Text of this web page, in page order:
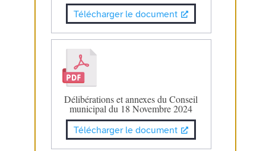
Télécharger le document
Délibérations et annexes du Conseil
municipal du 18 Novembre 2024
Télécharger le document